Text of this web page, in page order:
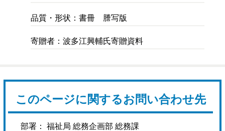
品質・形状：書冊 謄写版
寄贈者：波多江興輔氏寄贈資料
このページに関するお問い合わせ先
部署： 福祉局 総務企画部 総務課